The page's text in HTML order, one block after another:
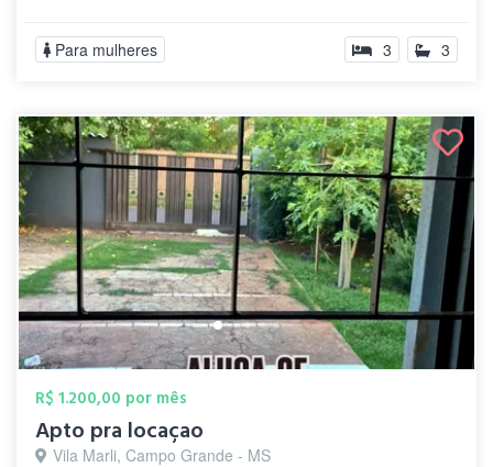
Para mulheres 3 3
R$ 1.200,00 por mês
Apto pra locaçao
Vila Marli, Campo Grande - MS